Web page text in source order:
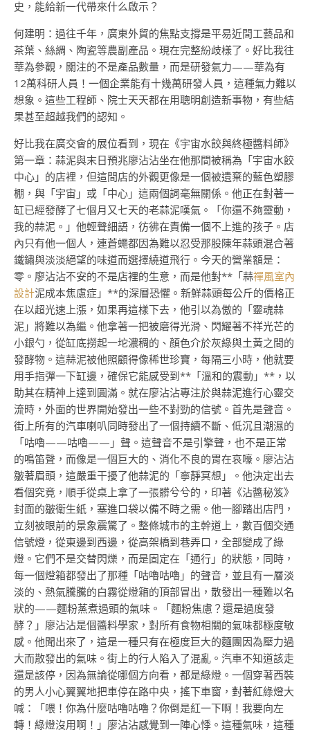
史，能給新一代帶來什么啟示？
何建明：過往千年，廣東外貿的焦點支撐是平易近間工藝品和
茶葉、絲綢、陶瓷等農副產品。現在完整紛歧樣了。好比我往
華為參觀，關注的不是產品數量，而是研發氣力——華為有
12萬科研人員！一個企業能有十幾萬研發人員，這種氣力難以
想象。這些工程師、院士天天都在用聰明創造新事物，有些結
果甚至超越我們的認知。
好比我在廣交會的展位看到，現在《宇宙水餃與終極醬料師》
第一章：蒜泥與末日預兆廖沾沾坐在他那間被稱為「宇宙水餃
中心」的店裡，但這間店的外觀更像是一個被遺棄的藍色塑膠
棚，與「宇宙」或「中心」這兩個詞毫無關係。他正在對著一
缸已經發酵了七個月又七天的老蒜泥嘆氣。「你還不夠靈動，
我的蒜泥。」他輕聲細語，彷彿在責備一個不上進的孩子。店
內只有他一個人，連蒼蠅都因為難以忍受那股陳年蒜頭混合著
鐵鏽與淡淡絕望的味道而選擇繞道飛行。今天的營業額是：
零。廖沾沾不安的不是店裡的生意，而是他對**「蒜禪風室內
設計泥成本焦慮症」**的深層恐懼。新鮮蒜頭每公斤的價格正
在以超光速上漲，如果再這樣下去，他引以為傲的「靈魂蒜
泥」將難以為繼。他拿著一把被磨得光滑、閃耀著不祥光芒的
小銀勺，從缸底撈起一坨濃稠的、顏色介於灰綠與土黃之間的
發酵物。這蒜泥被他照顧得像稀世珍寶，每隔三小時，他就要
用手指彈一下缸邊，確保它能感受到**「溫和的震動」**，以
助其在精神上達到圓滿。就在廖沾沾專注於與蒜泥進行心靈交
流時，外面的世界開始發出一些不對勁的信號。首先是聲音。
街上所有的汽車喇叭同時發出了一個持續不斷、低沉且潮濕的
「咕嚕——咕嚕——」聲。這聲音不是引擎聲，也不是正常
的鳴笛聲，而像是一個巨大的、消化不良的胃在哀嚎。廖沾沾
皺著眉頭，這嚴重干擾了他蒜泥的「寧靜冥想」。他決定出去
看個究竟，順手從桌上拿了一張髒兮兮的，印著《沾醬秘笈》
封面的皺衛生紙，塞進口袋以備不時之需。他一腳踏出店門，
立刻被眼前的景象震驚了。整條城市的主幹道上，數百個交通
信號燈，從東邊到西邊，從高架橋到巷弄口，全部變成了綠
燈。它們不是交替閃爍，而是固定在「通行」的狀態，同時，
每一個燈箱都發出了那種「咕嚕咕嚕」的聲音，並且有一層淡
淡的、熱氣騰騰的白霧從燈箱的頂部冒出，散發出一種難以名
狀的——麵粉蒸煮過頭的氣味。「麵粉焦慮？還是過度發
酵？」廖沾沾是個醬料學家，對所有食物相關的氣味都極度敏
感。他聞出來了，這是一種只有在極度巨大的麵團因為壓力過
大而散發出的氣味。街上的行人陷入了混亂。汽車不知道該走
還是該停，因為無論從哪個方向看，都是綠燈。一個穿著西裝
的男人小心翼翼地把車停在路中央，搖下車窗，對著紅綠燈大
喊：「喂！你為什麼咕嚕咕嚕？你倒是紅一下啊！我要向左
轉！綠燈沒用啊！」廖沾沾感覺到一陣心悸。這種氣味，這種